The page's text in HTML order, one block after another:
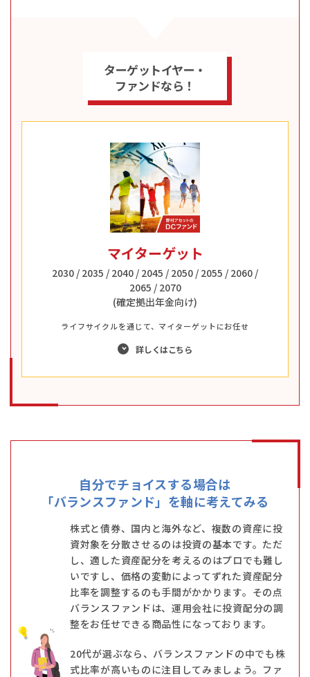
ターゲットイヤー・
ファンドなら！
マイターゲット
2030 / 2035 / 2040 / 2045 / 2050 / 2055 / 2060 /
2065 / 2070
(確定拠出年金向け)
ライフサイクルを通じて、マイターゲットにお任せ
詳しくはこちら
自分でチョイスする場合は
「バランスファンド」を軸に考えてみる
株式と債券、国内と海外など、複数の資産に投
資対象を分散させるのは投資の基本です。ただ
し、適した資産配分を考えるのはプロでも難し
いですし、価格の変動によってずれた資産配分
比率を調整するのも手間がかかります。その点
バランスファンドは、運用会社に投資配分の調
整をお任せできる商品性になっております。
20代が選ぶなら、バランスファンドの中でも株
式比率が高いものに注目してみましょう。ファ